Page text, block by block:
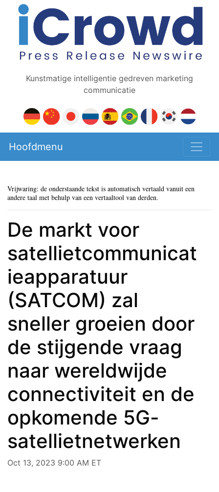
Kunstmatige intelligentie gedreven marketing
communicatie
Hoofdmenu
Vrijwaring: de onderstaande tekst is automatisch vertaald vanuit een
andere taal met behulp van een vertaaltool van derden.
De markt voor
satellietcommunicat
ieapparatuur
(SATCOM) zal
sneller groeien door
de stijgende vraag
naar wereldwijde
connectiviteit en de
opkomende 5G-
satellietnetwerken
Oct 13, 2023 9:00 AM ET